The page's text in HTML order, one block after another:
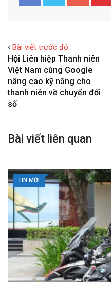
o
Bài viết trước đó
Hội Liên hiệp Thanh niên
Việt Nam cùng Google
nâng cao kỹ năng cho
thanh niên về chuyển đổi
số
Bài viết liên quan
TIN MỚI